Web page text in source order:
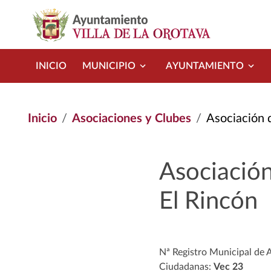
INICIO MUNICIPIO AYUNTAMIENTO
Inicio Asociaciones y Clubes Asociación
El Rincón
Nª Registro Municipal de
Ciudadanas:Vec 23